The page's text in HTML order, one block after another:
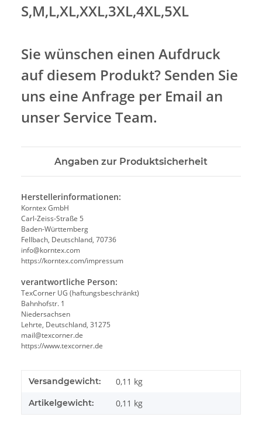
S,M,L,XL,XXL,3XL,4XL,5XL
Sie wünschen einen Aufdruck
auf diesem Produkt? Senden Sie
uns eine Anfrage per Email an
unser Service Team.
Angaben zur Produktsicherheit
Herstellerinformationen:
Korntex GmbH
Carl-Zeiss-Straße 5
Baden-Württemberg
Fellbach, Deutschland, 70736
info@korntex.com
https://korntex.com/impressum
verantwortliche Person:
TexCorner UG (haftungsbeschränkt)
Bahnhofstr. 1
Niedersachsen
Lehrte, Deutschland, 31275
mail@texcorner.de
https://www.texcorner.de
Versandgewicht: 0,11 kg
Artikelgewicht: 0,11 kg